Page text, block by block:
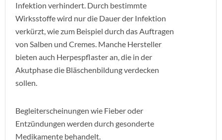
Infektion verhindert. Durch bestimmte
Wirksstoffe wird nur die Dauer der Infektion
verkürzt, wie zum Beispiel durch das Auftragen
von Salben und Cremes. Manche Hersteller
bieten auch Herpespflaster an, die in der
Akutphase die Bläschenbildung verdecken
sollen.
Begleiterscheinungen wie Fieber oder
Entzündungen werden durch gesonderte
Medikamente behandelt.